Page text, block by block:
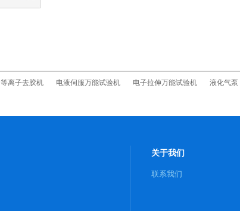
等离子去胶机 电液伺服万能试验机 电子拉伸万能试验机 液化气泵
关于我们
联系我们